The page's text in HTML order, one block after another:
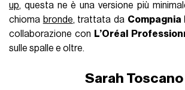
up, questa ne è una versione più
chioma bronde, trattata da Compagnia
collaborazione con L’Oréal
sulle spalle e oltre.
Sarah Toscano